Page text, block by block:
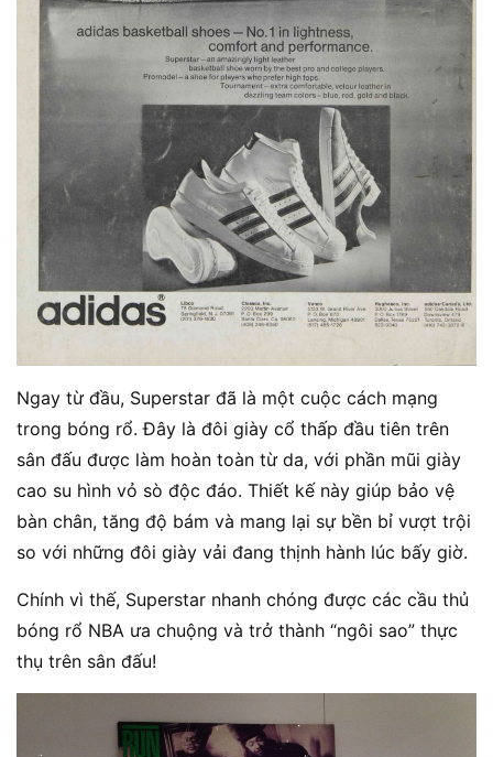
Ngay từ đầu, Superstar đã là một cuộc cách mạng
trong bóng rổ. Đây là đôi giày cổ thấp đầu tiên trên
sân đấu được làm hoàn toàn từ da, với phần mũi giày
cao su hình vỏ sò độc đáo. Thiết kế này giúp bảo vệ
bàn chân, tăng độ bám và mang lại sự bền bỉ vượt trội
so với những đôi giày vải đang thịnh hành lúc bấy giờ.
Chính vì thế, Superstar nhanh chóng được các cầu thủ
bóng rổ NBA ưa chuộng và trở thành “ngôi sao” thực
thụ trên sân đấu!